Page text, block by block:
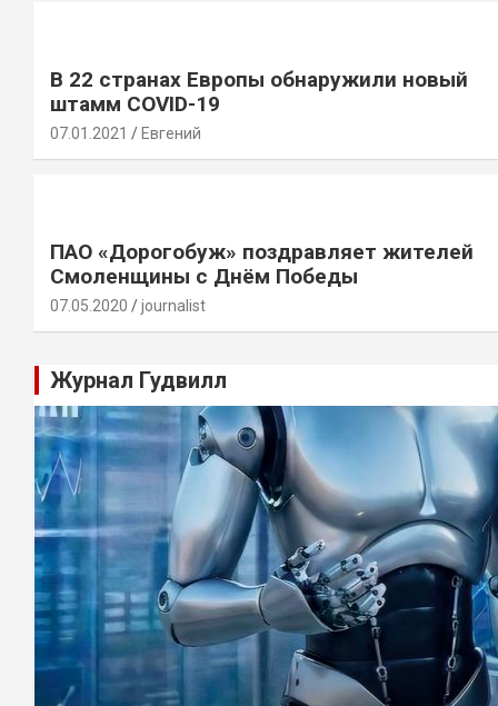
В 22 странах Европы обнаружили новый
штамм COVID-19
07.01.2021 Евгений
ПАО «Дорогобуж» поздравляет жителей
Смоленщины с Днём Победы
07.05.2020 journalist
Журнал Гудвилл